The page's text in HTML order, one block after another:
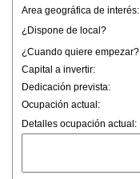
Area geográfica de interés:
¿Dispone de local?
¿Cuando quiere empezar?
Capital a invertir:
Dedicación prevista:
Ocupación actual:
Detalles ocupación actual: